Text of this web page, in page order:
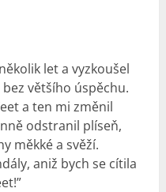
let a vyzkoušel
většího úspěchu.
a ten mi změnil
odstranil plíseň,
měkké a svěží.
aniž bych se cítila